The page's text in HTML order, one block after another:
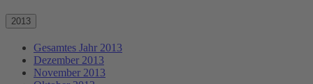
2013
Gesamtes Jahr 2013
Dezember 2013
November 2013